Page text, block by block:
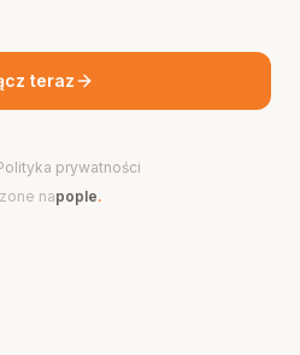
teraz
prywatności
napople.